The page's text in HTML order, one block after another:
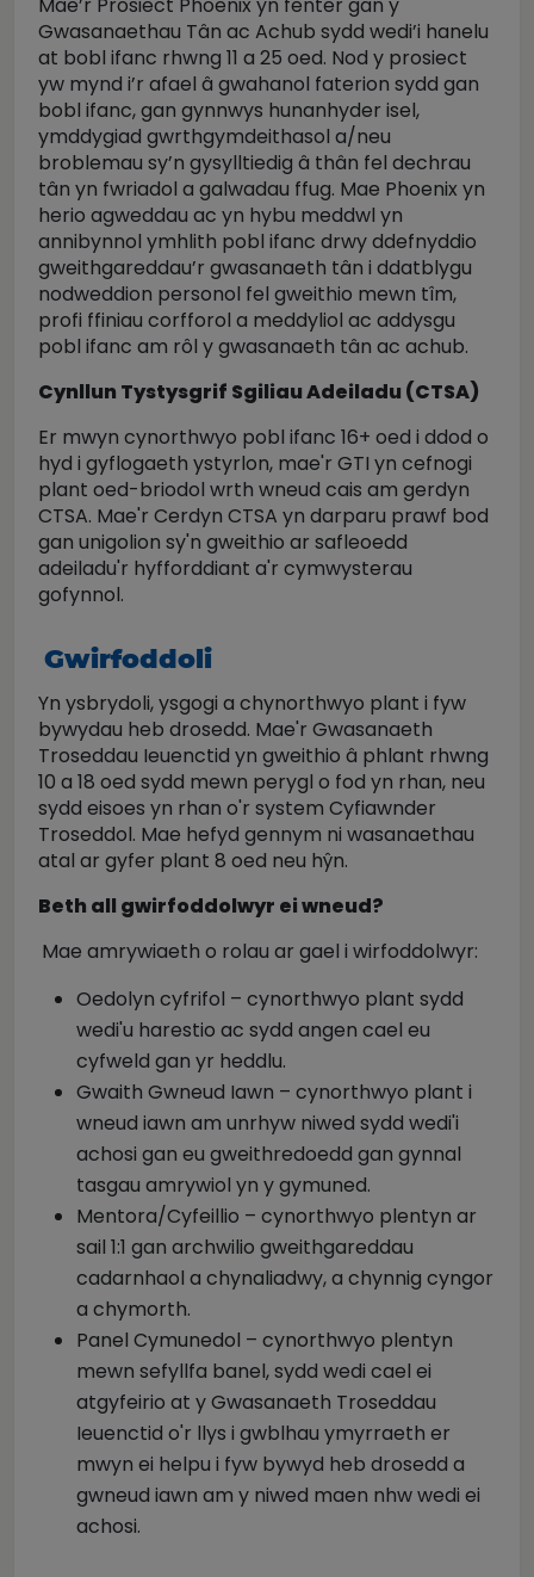
Gwasanaethau Tân ac Achub sydd wedi’i hanelu
at bobl ifanc rhwng 11 a 25 oed. Nod y prosiect
yw mynd i’r afael â gwahanol faterion sydd gan
bobl ifanc, gan gynnwys hunanhyder isel,
ymddygiad gwrthgymdeithasol a/neu
broblemau sy’n gysylltiedig â thân fel dechrau
tân yn fwriadol a galwadau ffug. Mae Phoenix yn
herio agweddau ac yn hybu meddwl yn
annibynnol ymhlith pobl ifanc drwy ddefnyddio
gweithgareddau’r gwasanaeth tân i ddatblygu
nodweddion personol fel gweithio mewn tîm,
profi ffiniau corfforol a meddyliol ac addysgu
pobl ifanc am rôl y gwasanaeth tân ac achub.
Cynllun Tystysgrif Sgiliau Adeiladu (CTSA)
Er mwyn cynorthwyo pobl ifanc 16+ oed i ddod o
hyd i gyflogaeth ystyrlon, mae'r GTI yn cefnogi
plant oed-briodol wrth wneud cais am gerdyn
CTSA. Mae'r Cerdyn CTSA yn darparu prawf bod
gan unigolion sy'n gweithio ar safleoedd
adeiladu'r hyfforddiant a'r cymwysterau
gofynnol.
Gwirfoddoli
Yn ysbrydoli, ysgogi a chynorthwyo plant i fyw
bywydau heb drosedd. Mae'r Gwasanaeth
Troseddau Ieuenctid yn gweithio â phlant rhwng
10 a 18 oed sydd mewn perygl o fod yn rhan, neu
sydd eisoes yn rhan o'r system Cyfiawnder
Troseddol. Mae hefyd gennym ni wasanaethau
atal ar gyfer plant 8 oed neu hŷn.
Beth all gwirfoddolwyr ei wneud?
Mae amrywiaeth o rolau ar gael i wirfoddolwyr:
Oedolyn cyfrifol – cynorthwyo plant sydd
wedi'u harestio ac sydd angen cael eu
cyfweld gan yr heddlu.
Gwaith Gwneud Iawn – cynorthwyo plant i
wneud iawn am unrhyw niwed sydd wedi'i
achosi gan eu gweithredoedd gan gynnal
tasgau amrywiol yn y gymuned.
Mentora/Cyfeillio – cynorthwyo plentyn ar
sail 1:1 gan archwilio gweithgareddau
cadarnhaol a chynaliadwy, a chynnig cyngor
a chymorth.
Panel Cymunedol – cynorthwyo plentyn
mewn sefyllfa banel, sydd wedi cael ei
atgyfeirio at y Gwasanaeth Troseddau
Ieuenctid o'r llys i gwblhau ymyrraeth er
mwyn ei helpu i fyw bywyd heb drosedd a
gwneud iawn am y niwed maen nhw wedi ei
achosi.